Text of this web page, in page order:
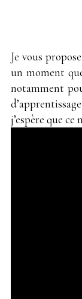
Je vous
un moment
notamment
j’espère que